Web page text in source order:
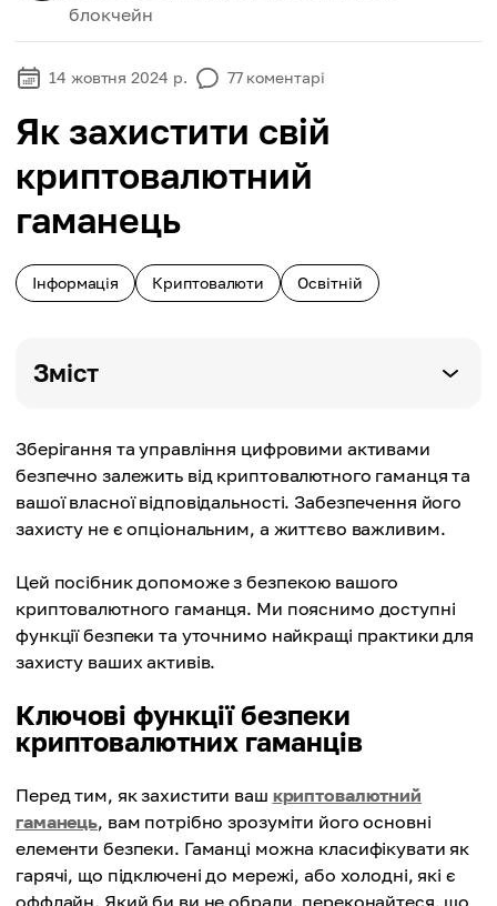
блокчейн
14 жовтня 2024 р. 77 коментарі
Як захистити свій
криптовалютний
гаманець
Інформація Криптовалюти Освітній
Зміст
Зберігання та управління цифровими активами
безпечно залежить від криптовалютного гаманця та
вашої власної відповідальності. Забезпечення його
захисту не є опціональним, а життєво важливим.
Цей посібник допоможе з безпекою вашого
криптовалютного гаманця. Ми пояснимо доступні
функції безпеки та уточнимо найкращі практики для
захисту ваших активів.
Ключові функції безпеки
криптовалютних гаманців
Перед тим, як захистити ваш криптовалютний
гаманець, вам потрібно зрозуміти його основні
елементи безпеки. Гаманці можна класифікувати як
гарячі, що підключені до мережі, або холодні, які є
оффлайн. Який би ви не обрали, переконайтеся, що